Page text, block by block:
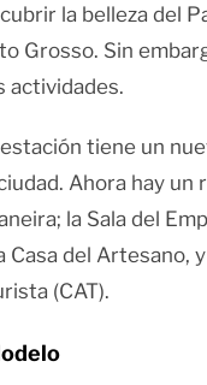
la belleza del
Grosso. Sin
actividades.
tiene un
Ahora hay un
la Sala del
Casa del Artesano,
(CAT).